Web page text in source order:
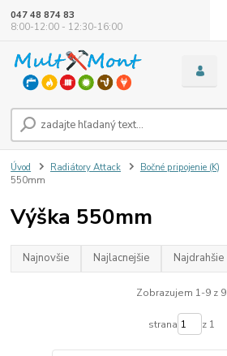
047 48 874 83
8:00-12:00 - 12:30-16:00
Úvod Radiátory Attack Bočné pripojenie (K)
550mm
Výška 550mm
Najnovšie Najlacnejšie Najdrahšie
Zobrazujem 1-9 z 9
strana z 1